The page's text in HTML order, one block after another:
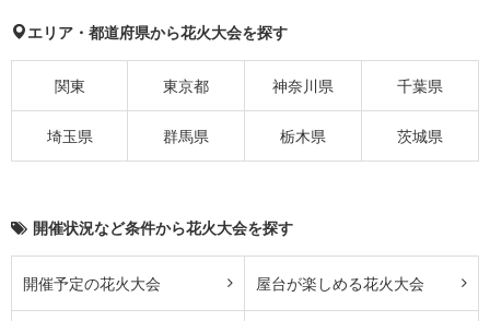
エリア・都道府県から花火大会を探す
関東 東京都 神奈川県 千葉県
埼玉県 群馬県 栃木県 茨城県
開催状況など条件から花火大会を探す
開催予定の花火大会 屋台が楽しめる花火大会